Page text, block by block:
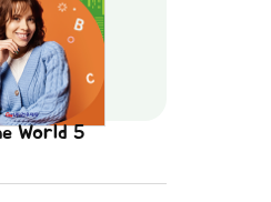
World 5